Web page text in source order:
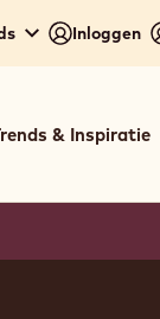
Inloggen
& Inspiratie